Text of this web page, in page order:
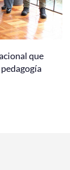
que